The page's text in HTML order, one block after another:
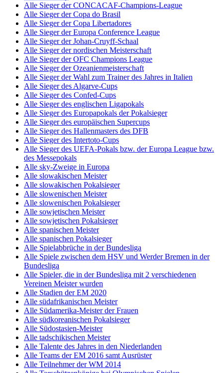
Alle Sieger der CONCACAF-Champions-League
Alle Sieger der Copa do Brasil
Alle Sieger der Copa Libertadores
Alle Sieger der Europa Conference League
Alle Sieger der Johan-Cruyff-Schaal
Alle Sieger der nordischen Meisterschaft
Alle Sieger der OFC Champions League
Alle Sieger der Ozeanienmeisterschaft
Alle Sieger der Wahl zum Trainer des Jahres in Italien
Alle Sieger des Algarve-Cups
Alle Sieger des Confed-Cups
Alle Sieger des englischen Ligapokals
Alle Sieger des Europapokals der Pokalsieger
Alle Sieger des europäischen Supercups
Alle Sieger des Hallenmasters des DFB
Alle Sieger des Intertoto-Cups
Alle Sieger des UEFA-Pokals bzw. der Europa League bzw.
des Messepokals
Alle sky-Zweige in Europa
Alle slowakischen Meister
Alle slowakischen Pokalsieger
Alle slowenischen Meister
Alle slowenischen Pokalsieger
Alle sowjetischen Meister
Alle sowjetischen Pokalsieger
Alle spanischen Meister
Alle spanischen Pokalsieger
Alle Spielabbrüche in der Bundesliga
Alle Spiele zwischen dem HSV und Werder Bremen in der
Bundesliga
Alle Spieler, die in der Bundesliga mit 2 verschiedenen
Vereinen Meister wurden
Alle Stadien der EM 2020
Alle südafrikanischen Meister
Alle Südamerika-Meister der Frauen
Alle südkoreanischen Pokalsieger
Alle Südostasien-Meister
Alle tadschikischen Meister
Alle Talente des Jahres in den Niederlanden
Alle Teams der EM 2016 samt Ausrüster
Alle Teilnehmer der WM 2014